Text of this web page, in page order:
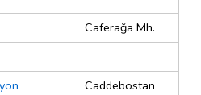
Caferağa Mh.
Caddebostan